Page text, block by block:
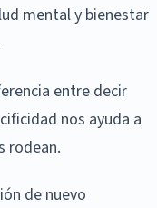
mental y bienestar
entre decir
nos ayuda a
rodean.
de nuevo